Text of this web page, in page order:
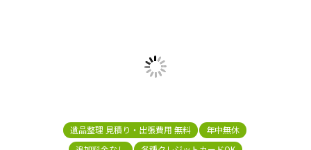
遺品整理 見積り・出張費用 無料
年中無休